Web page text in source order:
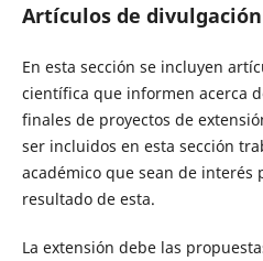
Artículos de
En esta sección se incluyen
científica que informen acerca
finales de proyectos de
ser incluidos en esta sección
académico que sean de interés
resultado de esta.
La extensión debe las